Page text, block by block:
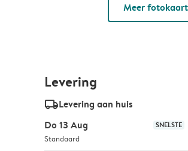
Meer
Levering
delivery_standard_v2Levering aan huis
Do 13 Aug
SNELSTE
Standaard